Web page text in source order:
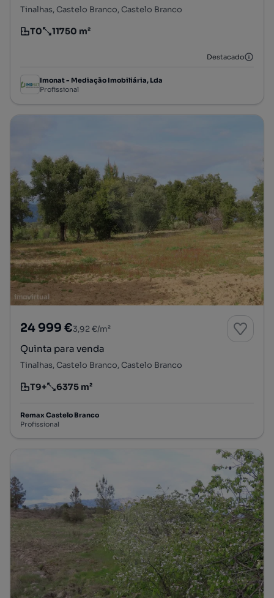
Tinalhas, Castelo Branco, Castelo Branco
Tipologia
T0
Preço por metro quadrado
11750 m²
Destacado
Imonat - Mediação Imobiliária, Lda
Profissional
24 999 €3,92 €/m²
Quinta para venda
Tinalhas, Castelo Branco, Castelo Branco
Tipologia
T9+
Preço por metro quadrado
6375 m²
Remax Castelo Branco
Profissional